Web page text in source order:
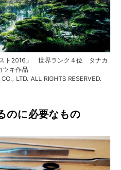
スト2016」 世界ランク４位 タナカ
ツキ作品
LTD. ALL RIGHTS RESERVED.
のに必要なもの